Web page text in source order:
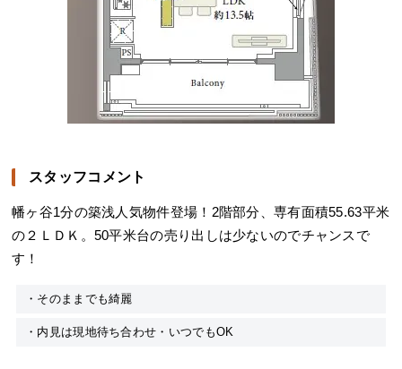
スタッフコメント
幡ヶ谷1分の築浅人気物件登場！2階部分、専有面積55.63平米
の２ＬＤＫ。50平米台の売り出しは少ないのでチャンスで
す！
・そのままでも綺麗
・内見は現地待ち合わせ・いつでもOK